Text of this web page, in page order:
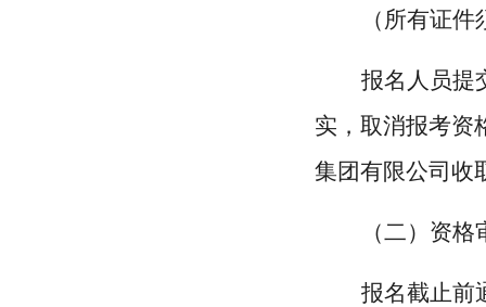
（所有证
报名人员提
实，取消报考资
集团有限公司收
（二）资格
报名截止前